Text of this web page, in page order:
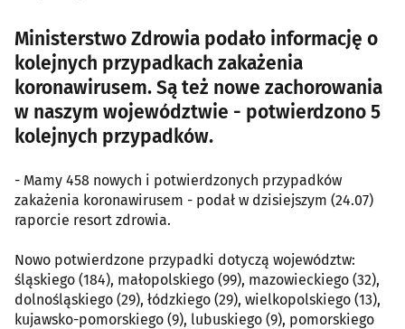
Ministerstwo Zdrowia podało informację o
kolejnych przypadkach zakażenia
koronawirusem. Są też nowe zachorowania
w naszym województwie - potwierdzono 5
kolejnych przypadków.
- Mamy 458 nowych i potwierdzonych przypadków
zakażenia koronawirusem - podał w dzisiejszym (24.07)
raporcie resort zdrowia.
Nowo potwierdzone przypadki dotyczą województw:
śląskiego (184), małopolskiego (99), mazowieckiego (32),
dolnośląskiego (29), łódzkiego (29), wielkopolskiego (13),
kujawsko-pomorskiego (9), lubuskiego (9), pomorskiego